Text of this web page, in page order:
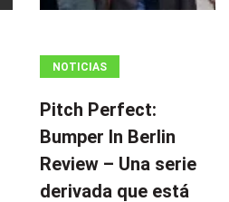
NOTICIAS
Pitch Perfect:
Bumper In Berlin
Review – Una serie
derivada que está